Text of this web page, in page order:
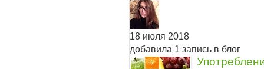
18 июля 2018
добавила 1 запись в блог